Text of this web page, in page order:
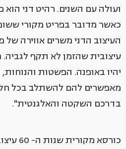
ועולה עם השנים. רהיט דני הוא
כאשר מדובר בפריט מקורי
העיצוב הדני משרים אווירה
עיצובית שהזמן לא תקף
יהיו באופנה. הפשטות והנוחות,
מאפשרים להם להשתלב בכל
בדרכם השקטה והאלגנטית".
כורסא